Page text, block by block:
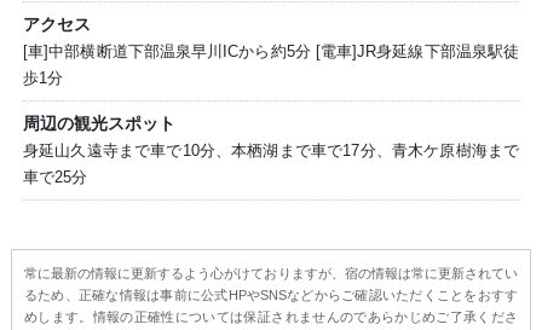
アクセス
[車]中部横断道下部温泉早川ICから約5分 [電車]JR身延線下部温泉駅徒
歩1分
周辺の観光スポット
身延山久遠寺まで車で10分、本栖湖まで車で17分、青木ケ原樹海まで
車で25分
常に最新の情報に更新するよう心がけておりますが、宿の情報は常に更新されてい
るため、正確な情報は事前に公式HPやSNSなどからご確認いただくことをおすす
めします。情報の正確性については保証されませんのであらかじめご了承くださ